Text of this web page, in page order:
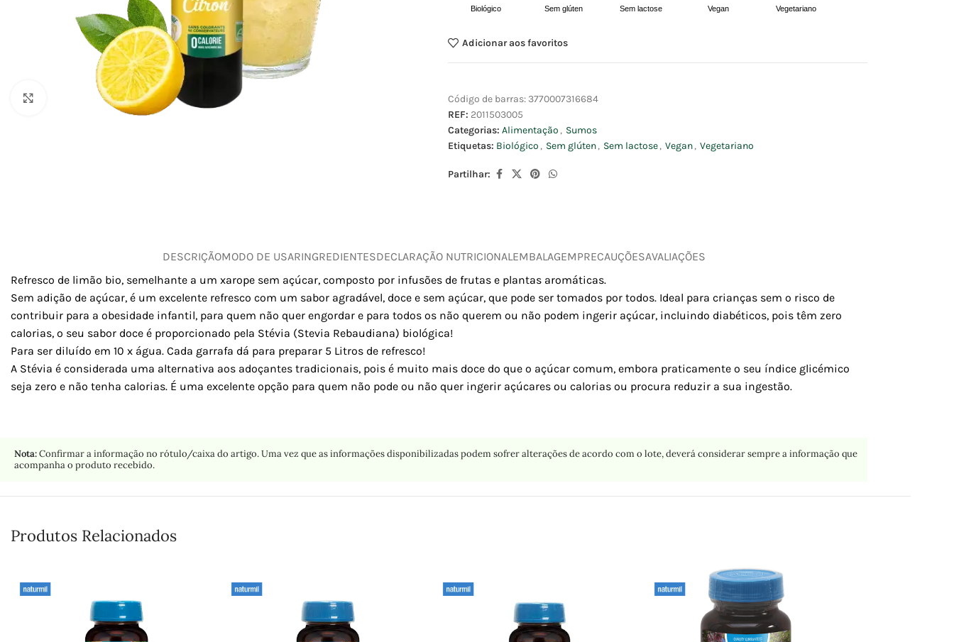
Click to enlarge
Biológico Sem glúten Sem lactose Vegan Vegetariano
Adicionar aos favoritos
Código de barras: 3770007316684
REF: 2011503005
Categorias: Alimentação , Sumos
Etiquetas: Biológico , Sem glúten, Sem lactose, Vegan, Vegetariano
Partilhar:
DESCRIÇÃOMODO DE USARINGREDIENTESDECLARAÇÃO NUTRICIONAL EMBALAGEMPRECAUÇÕESAVALIAÇÕES
Refresco de limão bio, semelhante a um xarope sem açúcar, composto por infusões de frutas e plantas aromáticas.
Sem adição de açúcar, é um excelente refresco com um sabor agradável, doce e sem açúcar, que pode ser tomados por todos. Ideal para crianças sem o risco de
contribuir para a obesidade infantil, para quem não quer engordar e para todos os não querem ou não podem ingerir açúcar, incluindo diabéticos, pois têm zero
calorias, o seu sabor doce é proporcionado pela Stévia (Stevia Rebaudiana) biológica!
Para ser diluído em 10 x água. Cada garrafa dá para preparar 5 Litros de refresco!
A Stévia é considerada uma alternativa aos adoçantes tradicionais, pois é muito mais doce do que o açúcar comum, embora praticamente o seu índice glicémico
seja zero e não tenha calorias. É uma excelente opção para quem não pode ou não quer ingerir açúcares ou calorias ou procura reduzir a sua ingestão.
Nota:Confirmar a informação no rótulo/caixa do artigo. Uma vez que as informações disponibilizadas podem sofrer alterações de acordo com o lote, deverá considerar sempre a informação que
acompanha o produto recebido.
Produtos Relacionados